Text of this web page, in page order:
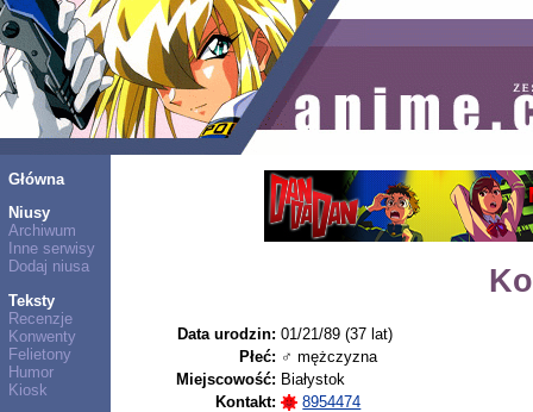
Główna
Niusy
Archiwum
Inne serwisy
Dodaj niusa
Teksty
Recenzje
Konwenty
Felietony
Humor
Kiosk
Data urodzin: 01/21/89 (37 lat)
Płeć: ♂ mężczyzna
Miejscowość: Białystok
Kontakt:
8954474